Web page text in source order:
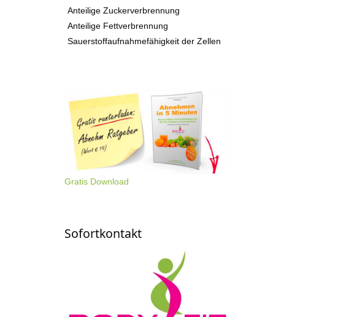
Anteilige Zuckerverbrennung
Anteilige Fettverbrennung
Sauerstoffaufnahmefähigkeit der Zellen
Gratis Download
Sofortkontakt